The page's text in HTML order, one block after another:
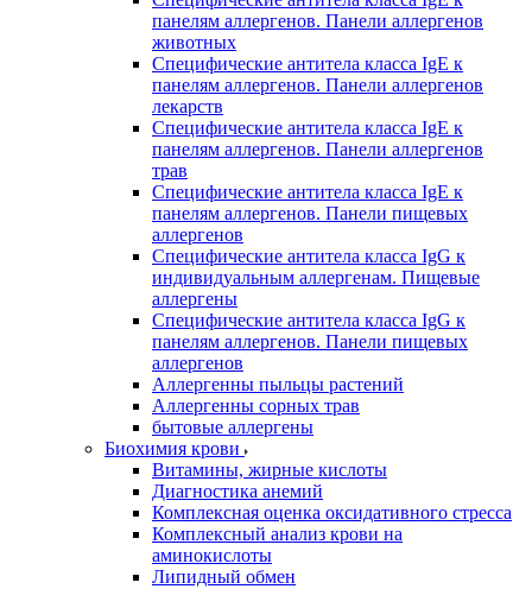
панелям аллергенов. Панели аллергенов
животных
Специфические антитела класса IgE к
панелям аллергенов. Панели аллергенов
лекарств
Специфические антитела класса IgE к
панелям аллергенов. Панели аллергенов
трав
Специфические антитела класса IgE к
панелям аллергенов. Панели пищевых
аллергенов
Специфические антитела класса IgG к
индивидуальным аллергенам. Пищевые
аллергены
Специфические антитела класса IgG к
панелям аллергенов. Панели пищевых
аллергенов
Аллергенны пыльцы растений
Аллергенны сорных трав
бытовые аллергены
Биохимия крови
Витамины, жирные кислоты
Диагностика анемий
Комплексная оценка оксидативного стресса
Комплексный анализ крови на
аминокислоты
Липидный обмен